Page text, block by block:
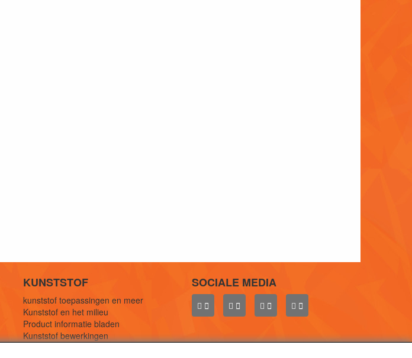
KUNSTSTOF
kunststof toepassingen en meer
Kunststof en het milieu
Product informatie bladen
Kunststof bewerkingen
SOCIALE MEDIA